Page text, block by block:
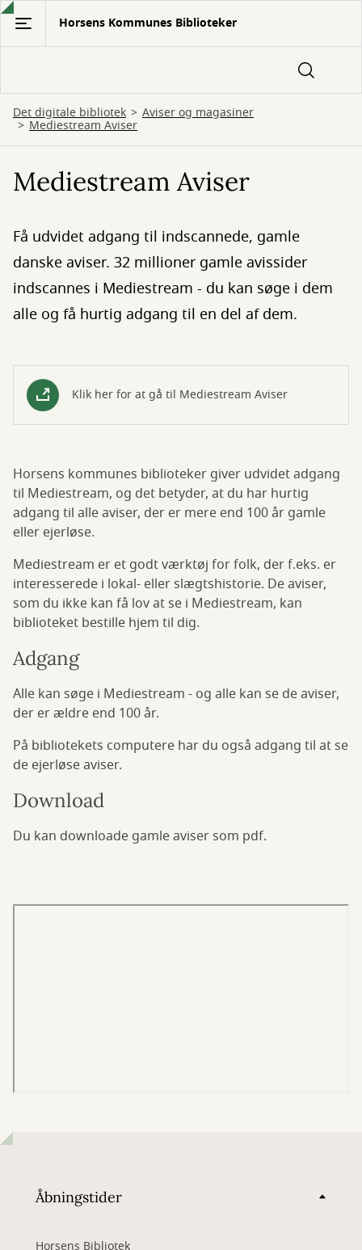
Gå
hovedindhold
Horsens Kommunes Biblioteker
Det digitale bibliotek Aviser og magasiner
Mediestream Aviser
Mediestream Aviser
Få udvidet adgang til indscannede, gamle
danske aviser. 32 millioner gamle avissider
indscannes i Mediestream - du kan søge i dem
alle og få hurtig adgang til en del af dem.
Klik her for at gå til Mediestream Aviser
Horsens kommunes biblioteker giver udvidet adgang
til Mediestream, og det betyder, at du har hurtig
adgang til alle aviser, der er mere end 100 år gamle
eller ejerløse.
Mediestream er et godt værktøj for folk, der f.eks. er
interesserede i lokal- eller slægtshistorie. De aviser,
som du ikke kan få lov at se i Mediestream, kan
biblioteket bestille hjem til dig.
Adgang
Alle kan søge i Mediestream - og alle kan se de aviser,
der er ældre end 100 år.
På bibliotekets computere har du også adgang til at se
de ejerløse aviser.
Download
Du kan downloade gamle aviser som pdf.
Åbningstider
Horsens Bibliotek